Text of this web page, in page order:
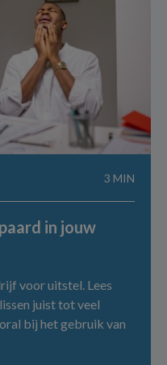
3 MIN
in jouw
voor uitstel. Lees
juist tot veel
bij het gebruik van